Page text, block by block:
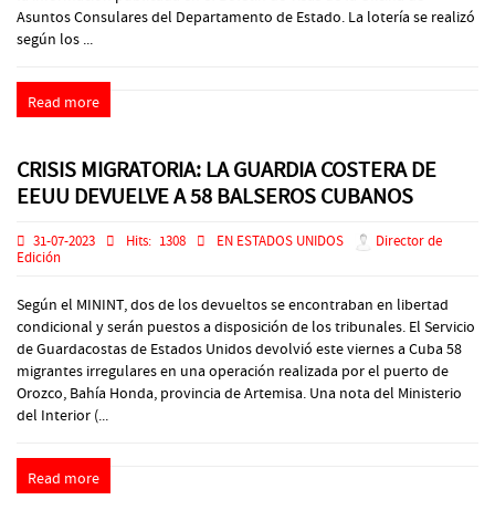
Asuntos Consulares del Departamento de Estado. La lotería se realizó
según los ...
Read more
CRISIS MIGRATORIA: LA GUARDIA COSTERA DE
EEUU DEVUELVE A 58 BALSEROS CUBANOS
31-07-2023 Hits: 1308 EN ESTADOS UNIDOS
Director de
Edición
Según el MININT, dos de los devueltos se encontraban en libertad
condicional y serán puestos a disposición de los tribunales. El Servicio
de Guardacostas de Estados Unidos devolvió este viernes a Cuba 58
migrantes irregulares en una operación realizada por el puerto de
Orozco, Bahía Honda, provincia de Artemisa. Una nota del Ministerio
del Interior (...
Read more